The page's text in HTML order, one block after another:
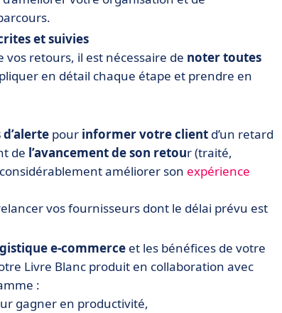
et suivies
vos retours, il est nécessaire de noter toutes
en détail chaque étape et prendre en
pour informer votre client d’un retard
de l’avancement de son retour (traité,
améliorer son expérience
vos fournisseurs dont le délai prévu est
e-commerce et les bénéfices de votre
Livre Blanc produit en collaboration avec
:
gagner en productivité,